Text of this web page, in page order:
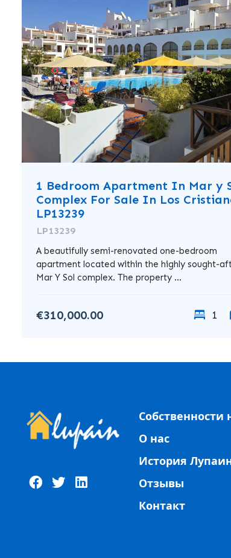
1 Bedroom Apartment In Mar y
Complex For Sale In Los
LP13239
LP13239
A beautifully semi-renovated one-bedroom
apartment located within the highly sought-
Mar Y Sol complex. The property ...
€310,000.00 1
Собственности
О нас
История
Отзывы
Контакт